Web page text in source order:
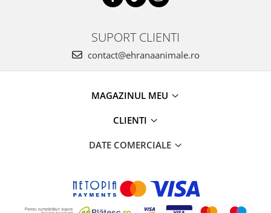
SUPORT CLIENTI
contact@ehranaanimale.ro
MAGAZINUL MEU
CLIENTI
DATE COMERCIALE